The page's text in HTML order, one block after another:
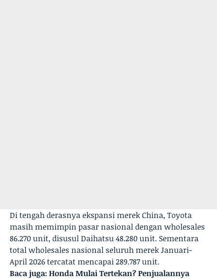
Di tengah derasnya ekspansi merek China, Toyota
masih memimpin pasar nasional dengan wholesales
86.270 unit, disusul Daihatsu 48.280 unit. Sementara
total wholesales nasional seluruh merek Januari-
April 2026 tercatat mencapai 289.787 unit.
Baca juga:Honda Mulai Tertekan? Penjualannya